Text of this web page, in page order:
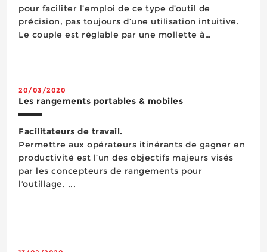
pour faciliter l’emploi de ce type d’outil de
précision, pas toujours d’une utilisation intuitive.
Le couple est réglable par une mollette à
20/03/2020
Les rangements portables & mobiles
Facilitateurs de travail.
Permettre aux opérateurs itinérants de gagner en
productivité est l’un des objectifs majeurs visés
par les concepteurs de rangements pour
l’outillage. ...